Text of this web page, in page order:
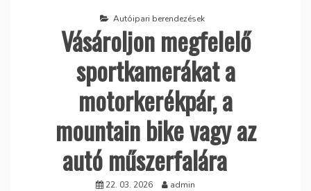
Autóipari berendezések
Vásároljon megfelelő
sportkamerákat a
motorkerékpár, a
mountain bike vagy az
autó műszerfalára
22. 03. 2026 admin